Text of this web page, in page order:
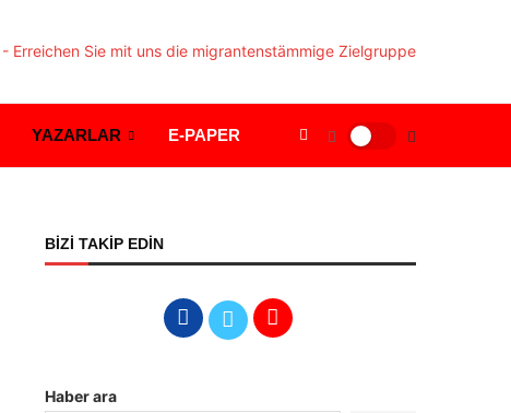
YAZARLAR E-PAPER
BİZİ TAKİP EDİN
Haber ara